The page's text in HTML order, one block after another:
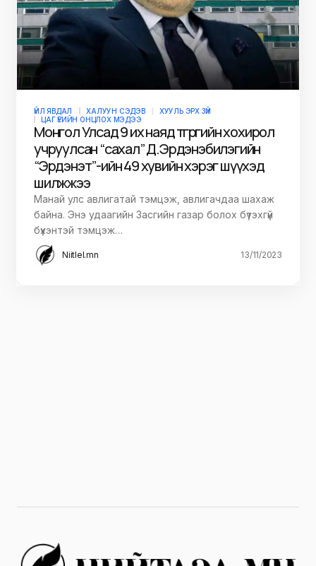
ҮЙЛ ЯВДАЛ ХАЛУУН СЭДЭВ
ХУУЛЬ ЭРХ ЗҮЙ
ЦАГ ҮЕИЙН ОНЦЛОХ МЭДЭЭ
Монгол Улсад 9 их наяд төгрөгийн хохирол
учруулсан “сахал” Д.Эрдэнэбилэгийн
“Эрдэнэт”-ийн 49 хувийн хэрэг шүүхэд
шилжжээ
Манай улс авлигатай тэмцэж, авлигачдаа шахаж
байна. Энэ удаагийн Засгийн газар болох бүтэхгүй
бүхэнтэй тэмцэж…
Niitlel.mn 13/11/2023